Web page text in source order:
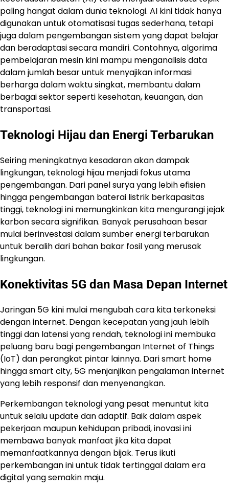
paling hangat dalam dunia teknologi. AI kini tidak hanya
digunakan untuk otomatisasi tugas sederhana, tetapi
juga dalam pengembangan sistem yang dapat belajar
dan beradaptasi secara mandiri. Contohnya, algorima
pembelajaran mesin kini mampu menganalisis data
dalam jumlah besar untuk menyajikan informasi
berharga dalam waktu singkat, membantu dalam
berbagai sektor seperti kesehatan, keuangan, dan
transportasi.
Teknologi Hijau dan Energi Terbarukan
Seiring meningkatnya kesadaran akan dampak
lingkungan, teknologi hijau menjadi fokus utama
pengembangan. Dari panel surya yang lebih efisien
hingga pengembangan baterai listrik berkapasitas
tinggi, teknologi ini memungkinkan kita mengurangi jejak
karbon secara signifikan. Banyak perusahaan besar
mulai berinvestasi dalam sumber energi terbarukan
untuk beralih dari bahan bakar fosil yang merusak
lingkungan.
Konektivitas 5G dan Masa Depan Internet
Jaringan 5G kini mulai mengubah cara kita terkoneksi
dengan internet. Dengan kecepatan yang jauh lebih
tinggi dan latensi yang rendah, teknologi ini membuka
peluang baru bagi pengembangan Internet of Things
(IoT) dan perangkat pintar lainnya. Dari smart home
hingga smart city, 5G menjanjikan pengalaman internet
yang lebih responsif dan menyenangkan.
Perkembangan teknologi yang pesat menuntut kita
untuk selalu update dan adaptif. Baik dalam aspek
pekerjaan maupun kehidupan pribadi, inovasi ini
membawa banyak manfaat jika kita dapat
memanfaatkannya dengan bijak. Terus ikuti
perkembangan ini untuk tidak tertinggal dalam era
digital yang semakin maju.